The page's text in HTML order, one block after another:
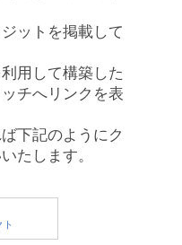
ットを掲載して
用して構築した
チへリンクを表
下記のようにク
たします。